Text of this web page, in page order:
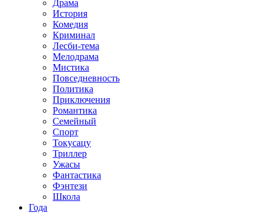
Драма
История
Комедия
Криминал
Лесби-тема
Мелодрама
Мистика
Повседневность
Политика
Приключения
Романтика
Семейный
Спорт
Токусацу
Триллер
Ужасы
Фантастика
Фэнтези
Школа
Года